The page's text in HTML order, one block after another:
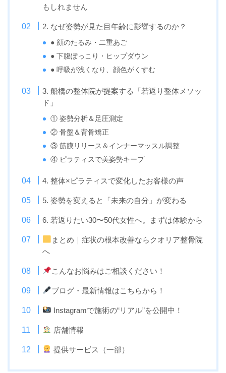
もしれません
2. なぜ姿勢が見た目年齢に影響するのか？
● 顔のたるみ・二重あご
● 下腹ぽっこり・ヒップダウン
● 呼吸が浅くなり、顔色がくすむ
3. 船橋の整体院が提案する「若返り整体メソッ
ド」
① 姿勢分析＆足圧測定
② 骨盤＆背骨矯正
③ 筋膜リリース＆インナーマッスル調整
④ ピラティスで美姿勢キープ
4. 整体×ピラティスで変化したお客様の声
5. 姿勢を変えると「未来の自分」が変わる
6. 若返りたい30〜50代女性へ。まずは体験から
まとめ｜症状の根本改善ならクオリア整骨院
へ
こんなお悩みはご相談ください！
ブログ・最新情報はこちらから！
Instagramで施術の“リアル”を公開中！
店舗情報
提供サービス（一部）